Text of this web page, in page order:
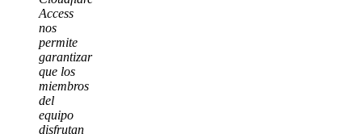
Access
nos
permite
garantizar
que los
miembros
del
equipo
disfrutan